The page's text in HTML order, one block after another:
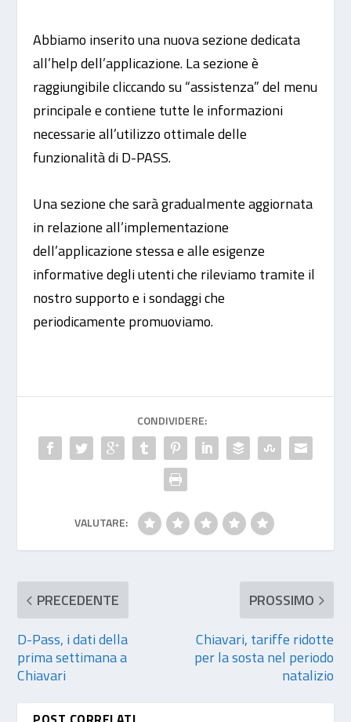
Abbiamo inserito una nuova sezione dedicata
all’help dell’applicazione. La sezione è
raggiungibile cliccando su “assistenza” del menu
principale e contiene tutte le informazioni
necessarie all’utilizzo ottimale delle
funzionalità di D-PASS.
Una sezione che sarà gradualmente aggiornata
in relazione all’implementazione
dell’applicazione stessa e alle esigenze
informative degli utenti che rileviamo tramite il
nostro supporto e i sondaggi che
periodicamente promuoviamo.
CONDIVIDERE:
VALUTARE:
PRECEDENTE
D-Pass, i dati della
prima settimana a
Chiavari
PROSSIMO
Chiavari, tariffe ridotte
per la sosta nel periodo
natalizio